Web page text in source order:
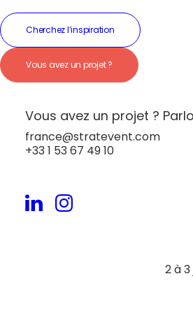
Cherchez l’inspiration
Vous avez un projet ?
Vous avez un projet ?
france@stratevent.com
+33 1 53 67 49 10
Séminaire en
Athènes –
antique au
Grèce
Athènes
2 à